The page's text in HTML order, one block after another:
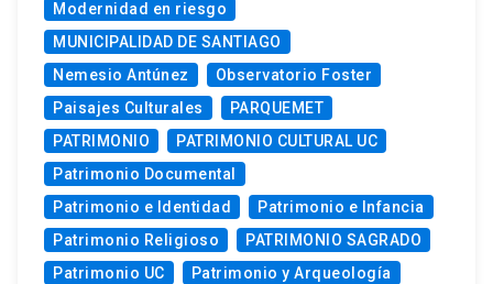
Modernidad en riesgo
MUNICIPALIDAD DE SANTIAGO
Nemesio Antúnez
Observatorio Foster
Paisajes Culturales
PARQUEMET
PATRIMONIO
PATRIMONIO CULTURAL UC
Patrimonio Documental
Patrimonio e Identidad
Patrimonio e Infancia
Patrimonio Religioso
PATRIMONIO SAGRADO
Patrimonio UC
Patrimonio y Arqueología